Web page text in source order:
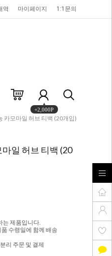
역 마이페이지 1:1문의
+2,000P
카모마일 허브 티백 (20개입)
일 허브 티백 (20
는 제품입니다.
수령일에 함께 배송
리 주문 및 결제